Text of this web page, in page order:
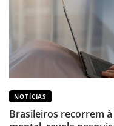
NOTÍCIAS
Brasileiros recorrem